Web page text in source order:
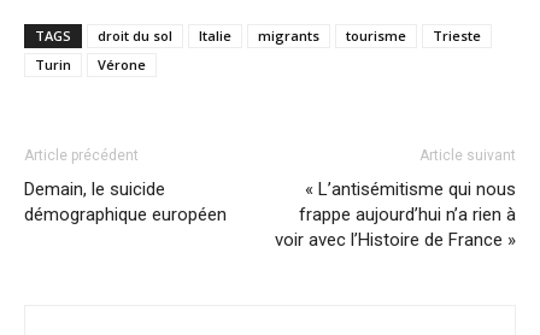
TAGS droit du sol Italie migrants tourisme
Trieste
Turin
Vérone
Article précédent
Demain, le suicide
démographique européen
Article suivant
« L’antisémitisme qui nous
frappe aujourd’hui n’a rien à
voir avec l’Histoire de France »